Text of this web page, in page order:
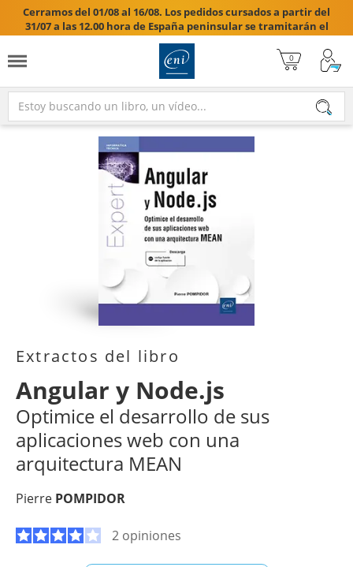
Cerramos del 01/08 al 16/08. Los pedidos cursados a partir del
31/07 a las 12.00 hora de España peninsular se tramitarán el
17/08/2026.

Extractos del libro
Angular y Node.js
Optimice el desarrollo de sus
aplicaciones web con una
arquitectura MEAN
Pierre POMPIDOR
2 opiniones